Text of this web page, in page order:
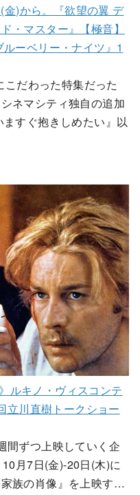
金)から。『欲望の翼 デ
・マスター』【極音】
ルーベリー・ナイツ』1
だわった特集だった
ネマシティ独自の追加
すぐ抱きしめたい』以
ルキノ・ヴィスコンテ
立川直樹トークショー
間ずつ上映していく企
月7日(金)-20日(木)に
族の肖像』を上映す…